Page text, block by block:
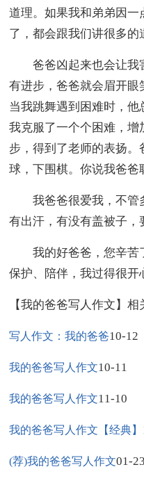
道理。如果我和弟弟因
了，都会跟我们讲很多的
爸爸凶起来也会让我
有进步，爸爸就会眉开眼
当我跳舞遇到困难时，
我克服了一个个困难，
步，得到了老师的表扬
球，下围棋。你说我爸爸
我爸爸很爱我，不管
有出汗，有没有盖被子，
我的好爸爸，您辛苦
保护、陪伴，我过得很开
【我的爸爸写人作文】相
写人作文：我的爸爸10-12
我的爸爸写人作文10-11
我的爸爸写人作文11-10
我的爸爸写人作文【经典】
(荐)我的爸爸写人作文01-23